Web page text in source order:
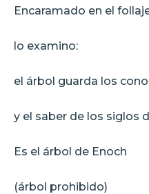
Encaramado en el
lo examino:
el árbol guarda los
y el saber de los siglos
Es el árbol de Enoch
(árbol prohibido)